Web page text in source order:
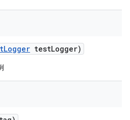
Logger testLogger)